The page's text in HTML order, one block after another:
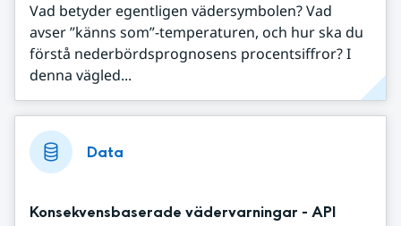
Vad betyder egentligen vädersymbolen? Vad
avser ”känns som”-temperaturen, och hur ska du
förstå nederbördsprognosens procentsiffror? I
denna vägled...
Data
Konsekvensbaserade vädervarningar - API